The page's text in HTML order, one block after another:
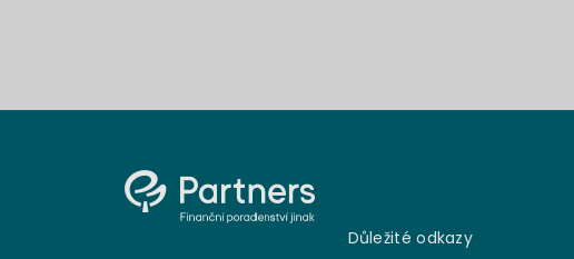
Přejeme Vám i Vašim blízkým kouzelné
Vánoce a dobrou náladu po celý rok 2025
Důležité odkazy